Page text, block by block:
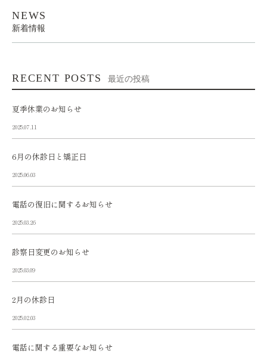
NEWS
新着情報
RECENT POSTS 最近の投稿
夏季休業のお知らせ
2025.07.11
6月の休診日と矯正日
2025.06.03
電話の復旧に関するお知らせ
2025.03.26
診察日変更のお知らせ
2025.03.09
2月の休診日
2025.02.03
電話に関する重要なお知らせ